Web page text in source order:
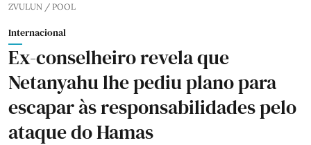
ZVULUN / POOL
Internacional
Ex-conselheiro revela que
Netanyahu lhe pediu plano para
escapar às responsabilidades pelo
ataque do Hamas